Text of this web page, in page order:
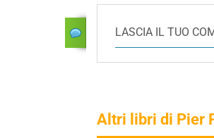
LASCIA IL TUO
Altri libri di Pier